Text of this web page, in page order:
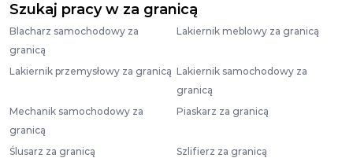
Szukaj pracy w za granicą
Blacharz samochodowy za
granicą
Lakiernik meblowy za granicą
Lakiernik przemysłowy za granicą Lakiernik samochodowy za
granicą
Mechanik samochodowy za
granicą
Piaskarz za granicą
Ślusarz za granicą Szlifierz za granicą